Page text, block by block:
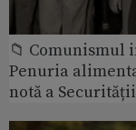
📁 Comunismul
Penuria
notă a